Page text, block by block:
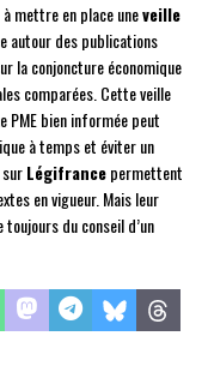
mettre en place uneveille
autour des publications
la conjoncture économique
comparées. Cette veille
PME bien informée peut
à temps et éviter un
Légifrancepermettent
en vigueur. Mais leur
du conseil d’un